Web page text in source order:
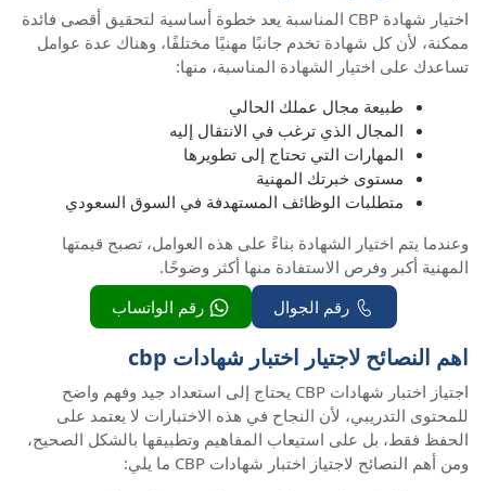
اختيار شهادة CBP المناسبة يعد خطوة أساسية لتحقيق أقصى فائدة
ممكنة، لأن كل شهادة تخدم جانبًا مهنيًا مختلفًا، وهناك عدة عوامل
تساعدك على اختيار الشهادة المناسبة، منها:
طبيعة مجال عملك الحالي
المجال الذي ترغب في الانتقال إليه
المهارات التي تحتاج إلى تطويرها
مستوى خبرتك المهنية
متطلبات الوظائف المستهدفة في السوق السعودي
وعندما يتم اختيار الشهادة بناءً على هذه العوامل، تصبح قيمتها
المهنية أكبر وفرص الاستفادة منها أكثر وضوحًا.
رقم الجوال
رقم الواتساب
اهم النصائح لاجتيار اختبار شهادات cbp
اجتياز اختبار شهادات CBP يحتاج إلى استعداد جيد وفهم واضح
للمحتوى التدريبي، لأن النجاح في هذه الاختبارات لا يعتمد على
الحفظ فقط، بل على استيعاب المفاهيم وتطبيقها بالشكل الصحيح،
ومن أهم النصائح لاجتياز اختبار شهادات CBP ما يلي: